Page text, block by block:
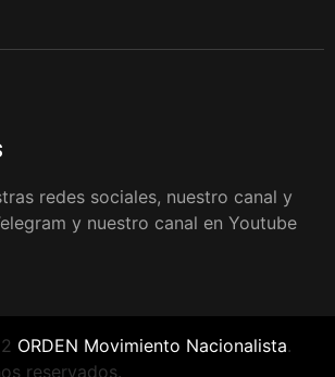
redes sociales, nuestro canal y
y nuestro canal en Youtube
ORDEN Movimiento Nacionalista.
reservados.